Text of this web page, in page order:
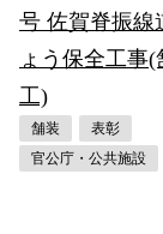
号 佐賀脊振線
ょう保全工事(
工)
舗装
表彰
官公庁・公共施設